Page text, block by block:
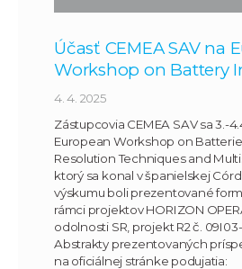
Účasť CEMEA SAV na
Workshop on Battery
4. 4. 2025
Zástupcovia CEMEA SAV sa 3.-
European Workshop on
Resolution Techniques and
ktorý sa konal v španielskej
výskumu boli prezentované
rámci projektov HORIZON
odolnosti SR, projekt R2 č.
Abstrakty prezentovaných
na oficiálnej stránke podujatia: